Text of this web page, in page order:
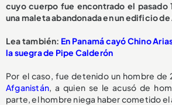
cuyo cuerpo fue encontrado el pasado
una maleta abandonada en un edificio de
Lea también: En Panamá cayó Chino
la suegra de Pipe Calderón
Por el caso, fue detenido un hombre de
Afganistán, a quien se le acusó de
parte, el hombre niega haber cometido el